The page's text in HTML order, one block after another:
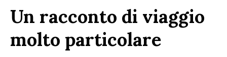
Un racconto di viaggio
molto particolare